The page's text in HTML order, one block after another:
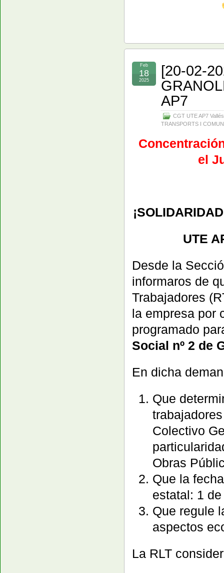
[20-02-
AP7
CGT UTE AP7 Vallés
TRANSPORTS I
Feb
18
2025
el
UTE
Desde la
informaros de
Trabajadores
la empresa por
programado
Social nº 2 de
En dicha
Que
Colectivo
Obras
Que la
estatal: 1
Que regule
aspectos
La RLT